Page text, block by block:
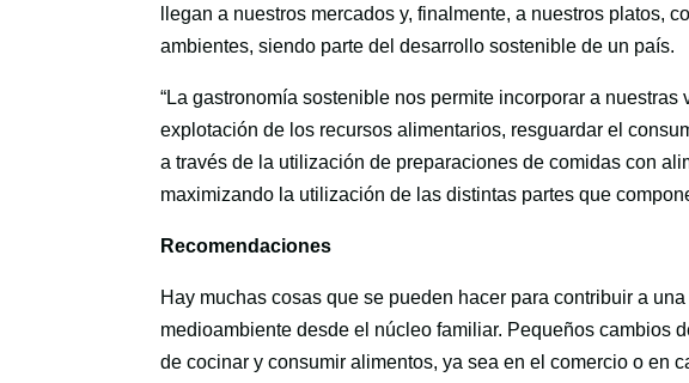
llegan a nuestros mercados y, finalmente, a nuestros platos,
ambientes, siendo parte del desarrollo sostenible de un país.
“La gastronomía sostenible nos permite incorporar a
explotación de los recursos alimentarios, resguardar el
a través de la utilización de preparaciones de comidas con
maximizando la utilización de las distintas partes que
Recomendaciones
Hay muchas cosas que se pueden hacer para contribuir a
medioambiente desde el núcleo familiar. Pequeños cambios
de cocinar y consumir alimentos, ya sea en el comercio o en